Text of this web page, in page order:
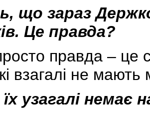
що зараз
Це правда?
правда – це
взагалі не мають
узагалі немає